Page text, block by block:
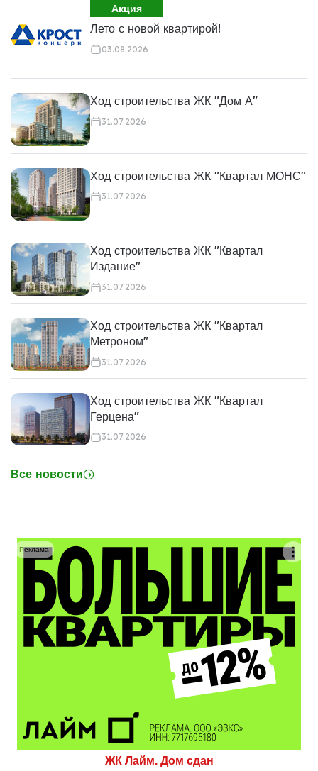
Акция
Лето с новой квартирой!
03.08.2026
Ход строительства ЖК "Дом А"
31.07.2026
Ход строительства ЖК "Квартал МОНС"
31.07.2026
Ход строительства ЖК "Квартал
Издание"
31.07.2026
Ход строительства ЖК "Квартал
Метроном"
31.07.2026
Ход строительства ЖК "Квартал
Герцена"
31.07.2026
Все новости
ЖК Лайм. Дом сдан
Реклама